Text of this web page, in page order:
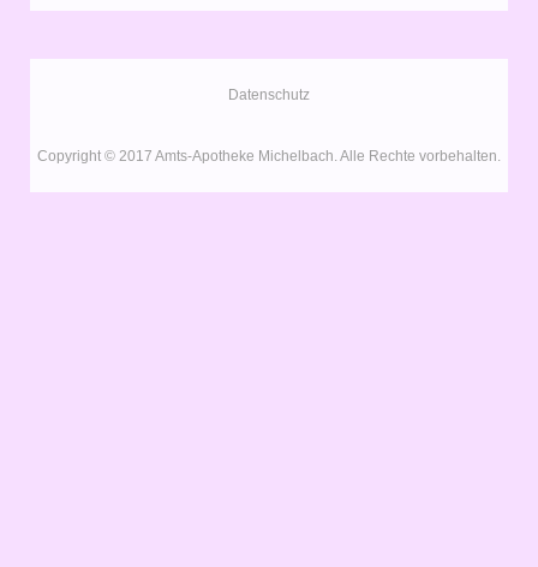
Datenschutz
Copyright © 2017 Amts-Apotheke Michelbach. Alle Rechte vorbehalten.